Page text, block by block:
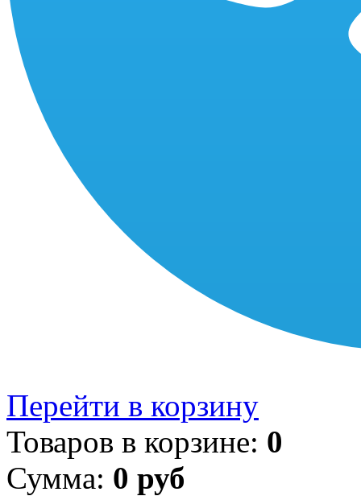
Перейти в корзину
Товаров в корзине: 0
Сумма: 0 руб